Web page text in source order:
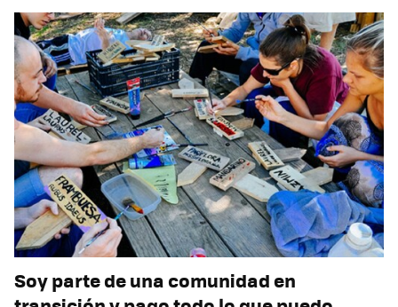
Soy parte de una comunidad en